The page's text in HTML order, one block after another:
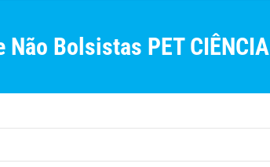
Bolsistas PET CIÊNCIA